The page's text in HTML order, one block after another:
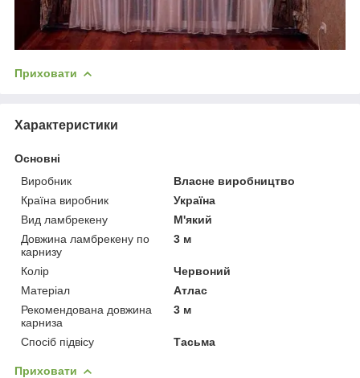
Приховати
Характеристики
Основні
Виробник
Власне виробництво
Країна виробник
Україна
Вид ламбрекену
М'який
Довжина ламбрекену по
карнизу
3 м
Колір
Червоний
Матеріал
Атлас
Рекомендована довжина
карниза
3 м
Спосіб підвісу Тасьма
Приховати